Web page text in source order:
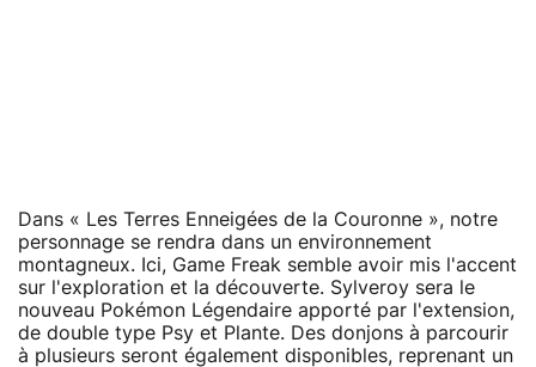
Dans « Les Terres Enneigées de la Couronne », notre
personnage se rendra dans un environnement
montagneux. Ici, Game Freak semble avoir mis l'accent
sur l'exploration et la découverte. Sylveroy sera le
nouveau Pokémon Légendaire apporté par l'extension,
de double type Psy et Plante. Des donjons à parcourir
à plusieurs seront également disponibles, reprenant un